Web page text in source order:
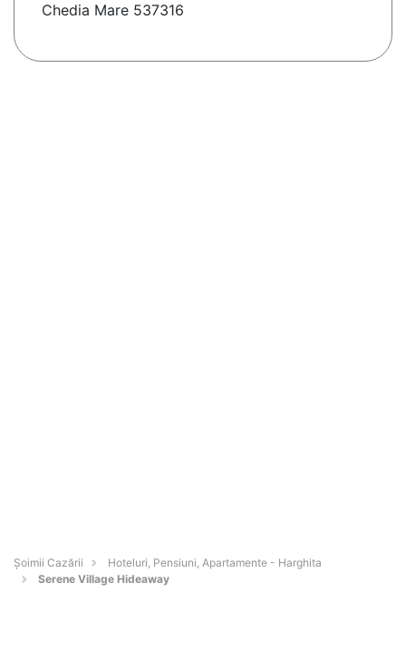
Chedia Mare 537316
Șoimii Cazării
Hoteluri, Pensiuni, Apartamente - Harghita
Serene Village Hideaway